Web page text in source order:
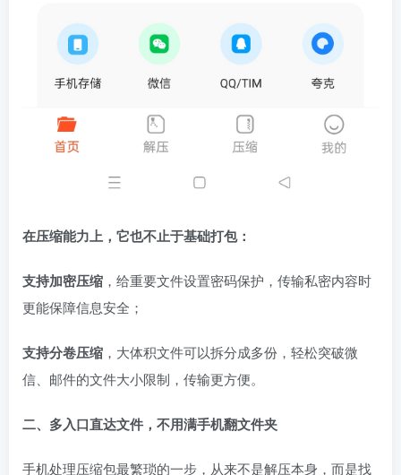
在压缩能力上，它也不止于基础打包：
支持加密压缩 ，给重要文件设置密码保护，传输私密内容时
更能保障信息安全；
支持分卷压缩 ，大体积文件可以拆分成多份，轻松突破微
信、邮件的文件大小限制，传输更方便。
二、多入口直达文件，不用满手机翻文件夹
手机处理压缩包最繁琐的一步，从来不是解压本身，而是找